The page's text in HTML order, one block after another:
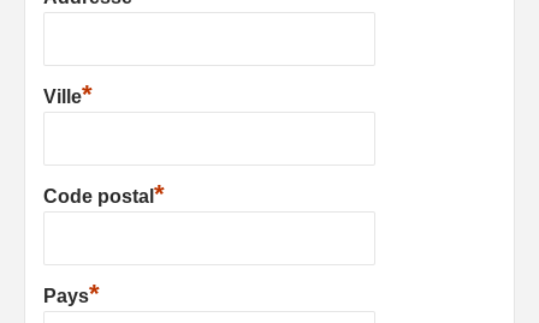
Ville*
Code postal *
Pays*